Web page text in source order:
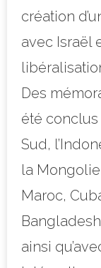
création
avec Israël
Des
été conclus
Sud,
la
Maroc,
ainsi